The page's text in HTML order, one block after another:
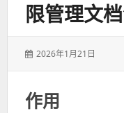
限管理文
发
2026年1月21日
作用